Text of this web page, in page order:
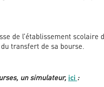
de l’établissement scolaire
transfert de sa bourse.
un simulateur, ici :